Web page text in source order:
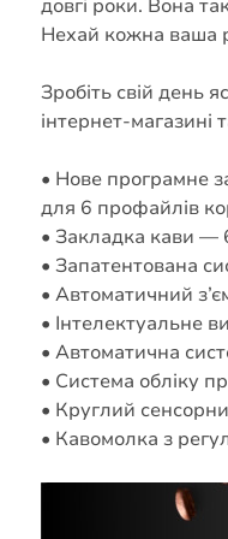
довгі роки. Вона
Нехай кожна ваша
Зробіть свій день
інтернет-
• Нове програмне
для 6 профайлів
• Закладка кави —
• Запатентована
• Автоматичний
• Інтелектуальне
• Автоматична
• Система обліку
• Круглий
• Кавомолка з